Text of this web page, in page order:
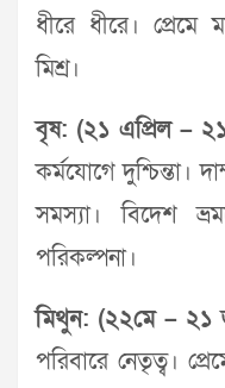
ধীরে ধীরে। প্রেমে
মিশ্র।
বৃষ: (২১ এপ্রিল –
কর্মযোগে দুশ্চিন্তা।
সমস্যা। বিদেশ
পরিকল্পনা।
মিথুন: (২২মে – ২১
পরিবারে নেতৃত্ব।